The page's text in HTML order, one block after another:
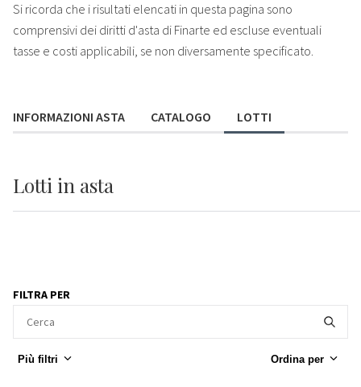
Si ricorda che i risultati elencati in questa pagina sono
comprensivi dei diritti d'asta di Finarte ed escluse eventuali
tasse e costi applicabili, se non diversamente specificato.
INFORMAZIONI ASTA CATALOGO LOTTI
Lotti in asta
FILTRA PER
Più filtri Ordina per